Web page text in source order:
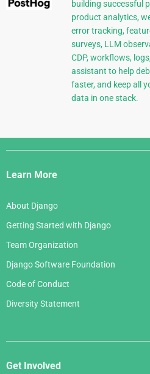
building successful
product analytics,
error tracking,
surveys, LLM
CDP, workflows,
assistant to help
faster, and keep all
data in one stack.
Django
Links
Learn More
About Django
Getting Started with Django
Team Organization
Django Software Foundation
Code of Conduct
Diversity Statement
Get Involved